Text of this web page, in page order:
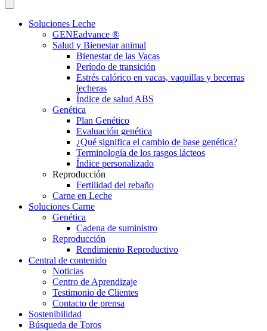
Soluciones Leche
GENEadvance ®
Salud y Bienestar animal
Bienestar de las Vacas
Período de transición
Estrés calórico en vacas, vaquillas y becerras
lecheras
Índice de salud ABS
Genética
Plan Genético
Evaluación genética
¿Qué significa el cambio de base genética?
Terminología de los rasgos lácteos
Índice personalizado
Reproducción
Fertilidad del rebaño
Carne en Leche
Soluciones Carne
Genética
Cadena de suministro
Reproducción
Rendimiento Reproductivo
Central de contenido
Noticias
Centro de Aprendizaje
Testimonio de Clientes
Contacto de prensa
Sostenibilidad
Búsqueda de Toros